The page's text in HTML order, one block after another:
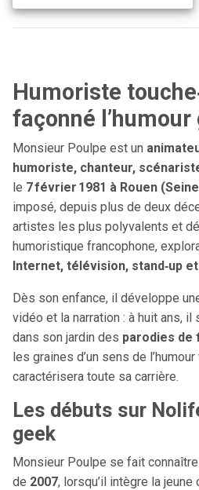
Humoriste
façonné
Monsieur Poulpe est un
humoriste, chanteur,
le 7 février 1981 à Rouen
imposé, depuis plus de deux
artistes les plus polyvalents et
humoristique francophone,
Internet, télévision, stand‑up
Dès son enfance, il développe
vidéo et la narration : à huit ans, il
dans son jardin des parodies de
les graines d’un sens de
caractérisera toute sa carrière.
Les débuts sur
geek
Monsieur Poulpe se fait
de 2007, lorsqu’il intègre la jeune